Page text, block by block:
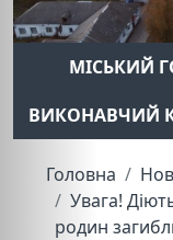
МІСЬКИЙ
ВИКОНАВЧИЙ
Головна
Увага!
родин